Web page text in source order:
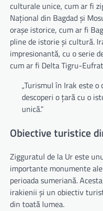
culturale unice, cum ar fi
Național din Bagdad și
orașe istorice, cum ar fi
pline de istorie și cultură.
impresionantă, cu o serie
cum ar fi Delta Tigru-
„Turismul în Irak este
descoperi o țară cu o
unică.”
Obiective turistice
Zigguratul de la Ur este
importante monumente
perioada sumeriană.
irakienii și un obiectiv
din toată lumea.